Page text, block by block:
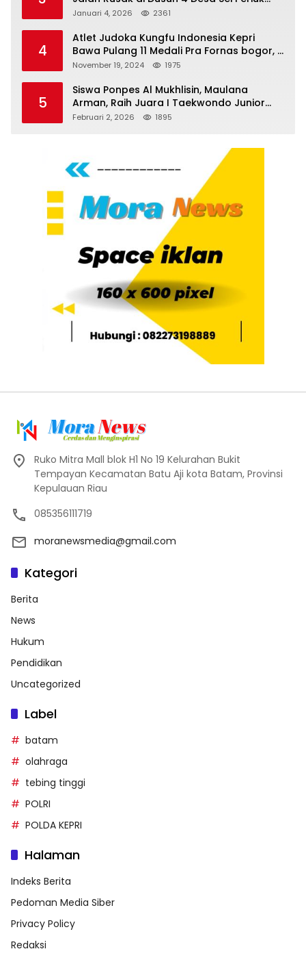
Serdang Bedagai
Januari 4, 2026 2361
4
Atlet Judoka Kungfu Indonesia Kepri
Bawa Pulang 11 Medali Pra Fornas bogor, 3
Emas dan 8 Perunggu.
November 19, 2024 1975
5
Siswa Ponpes Al Mukhlisin, Maulana
Arman, Raih Juara I Taekwondo Junior
Putra di Riau National Championship 2026
Februari 2, 2026 1895
Ruko Mitra Mall blok H1 No 19 Kelurahan Bukit
Tempayan Kecamatan Batu Aji kota Batam, Provinsi
Kepulauan Riau
085356111719
moranewsmedia@gmail.com
Kategori
Berita
News
Hukum
Pendidikan
Uncategorized
Label
batam
olahraga
tebing tinggi
POLRI
POLDA KEPRI
Halaman
Indeks Berita
Pedoman Media Siber
Privacy Policy
Redaksi